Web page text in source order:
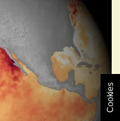
Cookies